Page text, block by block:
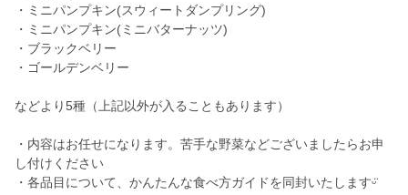
・ミニパンプキン(スウィートダンプリング)
・ミニパンプキン(ミニバターナッツ)
・ブラックベリー
・ゴールデンベリー
などより5種（上記以外が入ることもあります）
・内容はお任せになります。苦手な野菜などございましたらお申
し付けください
・各品目について、かんたんな食べ方ガイドを同封いたしますᵕ̈